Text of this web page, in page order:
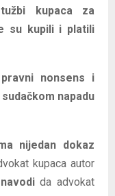
kupaca za
su kupili i platili
nonsens i
napadu
nijedan dokaz
kupaca autor
da advokat